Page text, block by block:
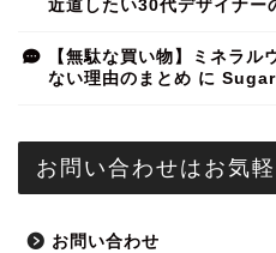
近道したい30代デザイナー
【無駄な買い物】ミネラル
ない理由のまとめ に
お問い合わせはお気軽
お問い合わせ